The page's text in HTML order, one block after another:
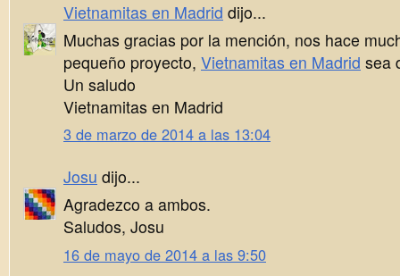
Vietnamitas en Madrid dijo...
Muchas gracias por la mención, nos hace
pequeño proyecto, Vietnamitas en Madrid sea
Un saludo
Vietnamitas en Madrid
3 de marzo de 2014 a las 13:04
Josu dijo...
Agradezco a ambos.
Saludos, Josu
16 de mayo de 2014 a las 9:50